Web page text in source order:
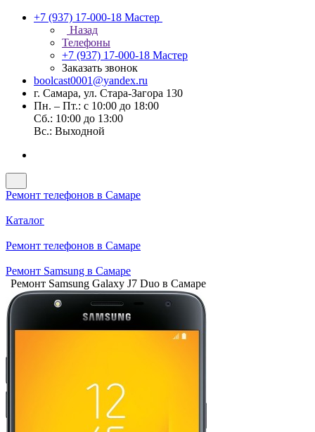
+7 (937) 17-000-18 Мастер
Назад
Телефоны
+7 (937) 17-000-18 Мастер
Заказать звонок
boolcast0001@yandex.ru
г. Самара, ул. Стара-Загора 130
Пн. – Пт.: с 10:00 до 18:00
Сб.: 10:00 до 13:00
Вс.: Выходной
Ремонт телефонов в Самаре
Каталог
Ремонт телефонов в Самаре
Ремонт Samsung в Самаре
Ремонт Samsung Galaxy J7 Duo в Самаре